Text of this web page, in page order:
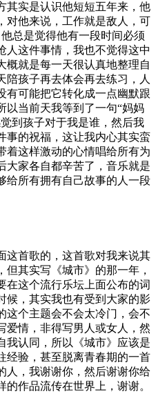
其实是认识他短短五年来，他
对他来说，工作就是敌人，可
总是觉得他有一段时间必须
人这件事情，我也不觉得这中
概就是每一天很认真地整理自
陪孩子再去体会再去练习，人
有可能把它转化成一点幽默跟
以当前天我等到了一句“妈妈
到孩子对于我是谁，然后我
事的祝福，这让我内心其实蛮
着这样激动的心情唱给所有为
大家各自都辛苦了，音乐就是
给所有拥有自己故事的人一段
这首歌的，这首歌对我来说其
其实写《城市》的那一年，
在这个流行乐坛上面公布的词
候，其实我也有受到大家的影
这个主题会不会太冷门，会不
爱情，非得写男人或女人，然
我认同，所以《城市》应该是
经验，甚至脱离青春期的一首
人，我谢谢你，然后谢谢你给
作品流传在世界上，谢谢。